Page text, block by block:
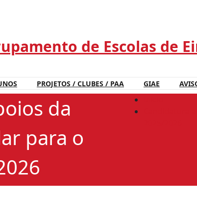
de Escolas de
PROJETOS / CLUBES / PAA GIAE
da
para o